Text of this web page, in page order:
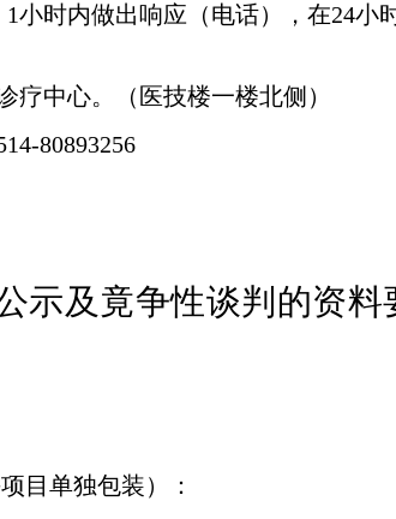
1小时内做出响应（电话），在24小
疗中心。（医技楼一楼北侧）
80893256
示及竟争性谈判的资料
目单独包装）：